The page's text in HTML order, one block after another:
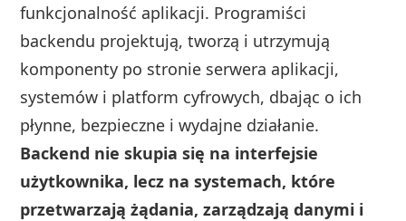
funkcjonalność aplikacji. Programiści
backendu projektują, tworzą i utrzymują
komponenty po stronie serwera aplikacji,
systemów i platform cyfrowych, dbając o ich
płynne, bezpieczne i wydajne działanie.
Backend nie skupia się na interfejsie
użytkownika, lecz na systemach, które
przetwarzają żądania, zarządzają danymi i